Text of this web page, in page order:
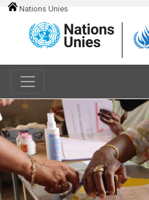
Nations Unies